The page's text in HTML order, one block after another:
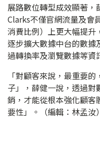
展路數位轉型成效顯著，
Clarks不僅官網流量及會
消費比例）上更大幅提
逐步擴大數據中台的數據
過轉換率及瀏覽數據等資
「對顧客來說，最重要
子」，薛健一說，透過
銷，才能從根本強化顧
要性」。（編輯：林孟汝